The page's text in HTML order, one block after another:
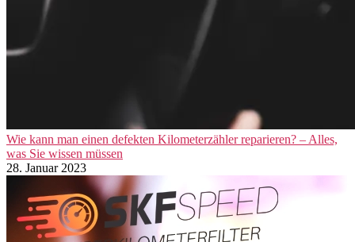
Wie kann man einen defekten Kilometerzähler reparieren? – Alles,
was Sie wissen müssen
28. Januar 2023